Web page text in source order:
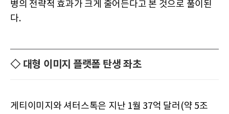
병의 전략적 효과가 크게 줄어든다고 본 것으로 풀이된
다.
◇ 대형 이미지 플랫폼 탄생 좌초
게티이미지와 셔터스톡은 지난 1월 37억 달러(약 5조